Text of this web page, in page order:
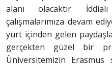
alanı olacaktır.
çalışmalarımıza devam
yurt içinden gelen
gerçekten güzel bir
Üniversitemizin Erasmus